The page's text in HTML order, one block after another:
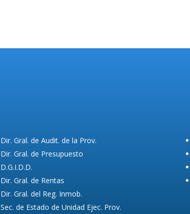
Dir. Gral. de Audit. de la Prov.
Dir. Gral. de Presupuesto
D.G.I.D.D.
Dir. Gral. de Rentas
Dir. Gral. del Reg. Inmob.
Sec. de Estado de Unidad Ejec. Prov.